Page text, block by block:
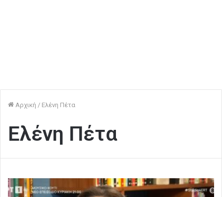
Αρχική / Ελένη Πέτα
Ελένη Πέτα